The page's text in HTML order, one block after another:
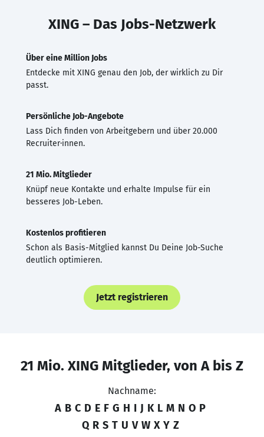
XING – Das Jobs-Netzwerk
Über eine Million Jobs
Entdecke mit XING genau den Job, der wirklich zu Dir
passt.
Persönliche Job-Angebote
Lass Dich finden von Arbeitgebern und über 20.000
Recruiter·innen.
21 Mio. Mitglieder
Knüpf neue Kontakte und erhalte Impulse für ein
besseres Job-Leben.
Kostenlos profitieren
Schon als Basis-Mitglied kannst Du Deine Job-Suche
deutlich optimieren.
Jetzt registrieren
21 Mio. XING Mitglieder, von A bis Z
Nachname:
A B C D E F G H I J K L M N O P
Q R S T U V W X Y Z